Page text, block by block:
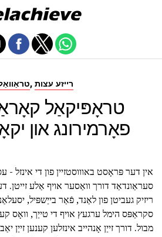
, רייזע עצות
טראָפּיקאַל
פאָרמירונג און
אין דער פּראָסט באוווסטזיין פון די אינזל -
סעראַונדאַד דורך וואַסער אויף אַלע זייטן.
ריזיק געביטן פון לאַנד, פֿאַר בייַשפּיל,
סקראַפּס הימל ערגעץ אויף די טייַך, וואָס